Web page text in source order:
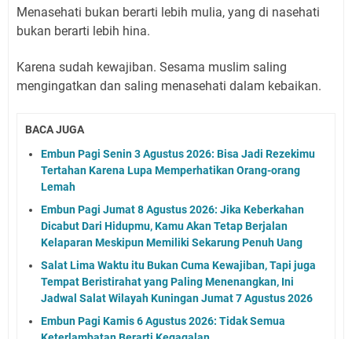
Menasehati bukan berarti lebih mulia, yang di nasehati
bukan berarti lebih hina.
Karena sudah kewajiban. Sesama muslim saling
mengingatkan dan saling menasehati dalam kebaikan.
BACA JUGA
Embun Pagi Senin 3 Agustus 2026: Bisa Jadi Rezekimu
Tertahan Karena Lupa Memperhatikan Orang-orang
Lemah
Embun Pagi Jumat 8 Agustus 2026: Jika Keberkahan
Dicabut Dari Hidupmu, Kamu Akan Tetap Berjalan
Kelaparan Meskipun Memiliki Sekarung Penuh Uang
Salat Lima Waktu itu Bukan Cuma Kewajiban, Tapi juga
Tempat Beristirahat yang Paling Menenangkan, Ini
Jadwal Salat Wilayah Kuningan Jumat 7 Agustus 2026
Embun Pagi Kamis 6 Agustus 2026: Tidak Semua